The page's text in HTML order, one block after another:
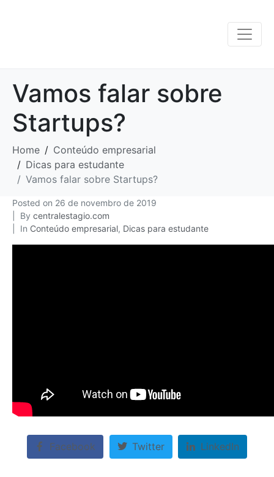
Vamos falar sobre
Startups?
Home
Conteúdo empresarial
Dicas para estudante
Vamos falar sobre Startups?
Posted on 26 de novembro de 2019
By centralestagio.com
In Conteúdo empresarial, Dicas para estudante
Facebook Twitter LinkedIn